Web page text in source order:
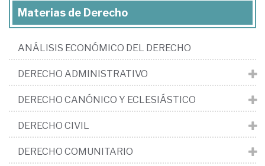
Materias de Derecho
ANÁLISIS ECONÓMICO DEL DERECHO
DERECHO ADMINISTRATIVO
DERECHO CANÓNICO Y ECLESIÁSTICO
DERECHO CIVIL
DERECHO COMUNITARIO